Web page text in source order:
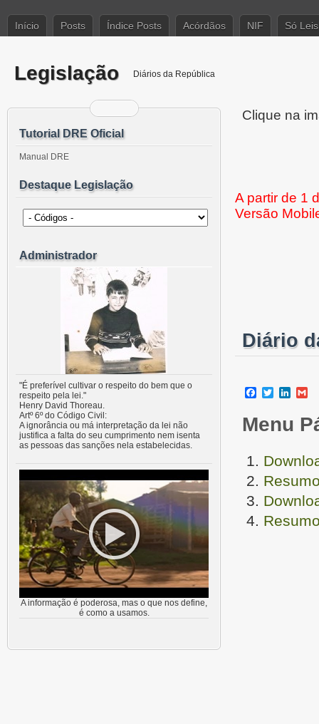
Início Posts Índice Posts Acórdãos NIF Só Leis
Legislação Diários da República
Clique na
A partir de 1
Versão
Diário
Facebook
Twitter
Menu
Tutorial DRE Oficial
Manual DRE
Destaque Legislação
Administrador
"É preferível cultivar o respeito do bem que o
respeito pela lei."
Henry David Thoreau.
Artº 6º do Código Civil:
A ignorância ou má interpretação da lei não
justifica a falta do seu cumprimento nem isenta
as pessoas das sanções nela estabelecidas.
A informação é poderosa, mas o que nos define,
é como a usamos.